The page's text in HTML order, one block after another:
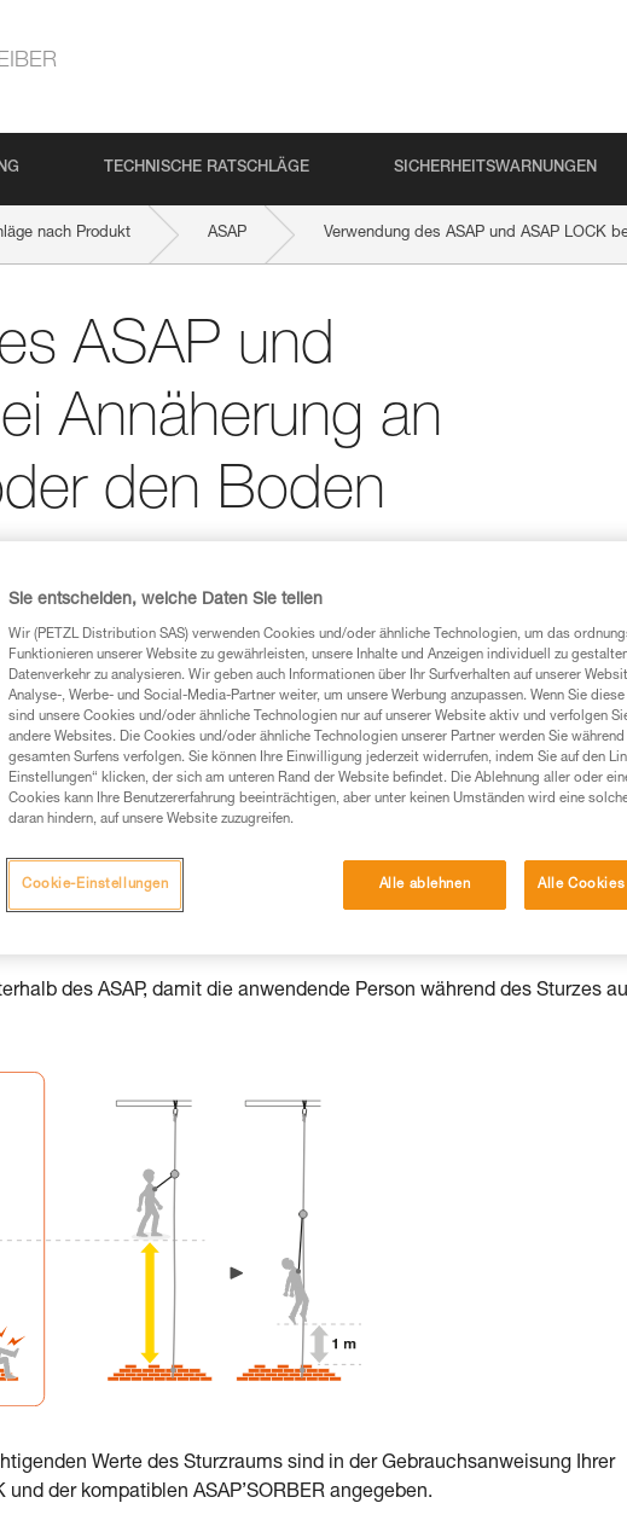
TECHNISCHE RATSCHLÄGE SICHERHEITSWARNUNGEN
nach Produkt ASAP Verwendung des ASAP und ASAP LOCK
ASAP und
Annäherung an
den Boden
der Produkte, um die es in diesem Tech Tipp geht,
zu Rate ziehen. Um diese Zusatzinformationen verstehen zu
Gebrauchsanweisung enthaltenen Informationen richtig
setzt eine entsprechende Ausbildung und ein spezielles
mit einem Profi, ob Sie in der Lage sind, den Vorgang
Sie ihn eigenständig durchführen.
Aktivität verbundenen Techniken. Möglicherweise gibt es
beschrieben werden.
des ASAP, damit die anwendende Person während des Sturzes
Werte des Sturzraums sind in der Gebrauchsanweisung Ihrer
der kompatiblen ASAP’SORBER angegeben.
Sie entscheiden, welche Daten Sie teilen
Wir (PETZL Distribution SAS) verwenden Cookies und/oder ähnliche Technologien, um das
Funktionieren unserer Website zu gewährleisten, unsere Inhalte und Anzeigen individuell zu
Datenverkehr zu analysieren. Wir geben auch Informationen über Ihr Surfverhalten auf unserer
Analyse-, Werbe- und Social-Media-Partner weiter, um unsere Werbung anzupassen. Wenn Sie
sind unsere Cookies und/oder ähnliche Technologien nur auf unserer Website aktiv und verfolgen
andere Websites. Die Cookies und/oder ähnliche Technologien unserer Partner werden Sie während
gesamten Surfens verfolgen. Sie können Ihre Einwilligung jederzeit widerrufen, indem Sie auf den
Einstellungen“ klicken, der sich am unteren Rand der Website befindet. Die Ablehnung aller oder
Cookies kann Ihre Benutzererfahrung beeinträchtigen, aber unter keinen Umständen wird eine
daran hindern, auf unsere Website zuzugreifen.
Alle ablehnen Alle
Cookie-Einstellungen